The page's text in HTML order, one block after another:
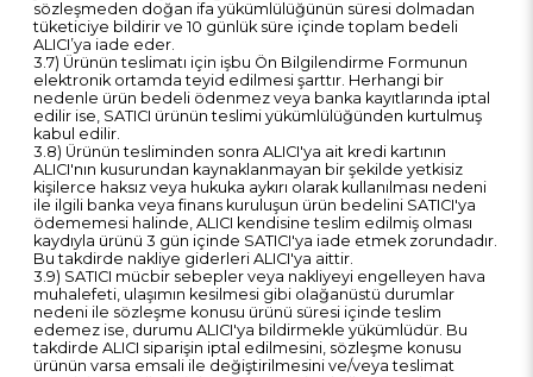
sözleşmeden doğan ifa yükümlülüğünün süresi dolmadan
tüketiciye bildirir ve 10 günlük süre içinde toplam bedeli
ALICI’ya iade eder.
3.7) Ürünün teslimatı için işbu Ön Bilgilendirme Formunun
elektronik ortamda teyid edilmesi şarttır. Herhangi bir
nedenle ürün bedeli ödenmez veya banka kayıtlarında iptal
edilir ise, SATICI ürünün teslimi yükümlülüğünden kurtulmuş
kabul edilir.
3.8) Ürünün tesliminden sonra ALICI'ya ait kredi kartının
ALICI'nın kusurundan kaynaklanmayan bir şekilde yetkisiz
kişilerce haksız veya hukuka aykırı olarak kullanılması nedeni
ile ilgili banka veya finans kuruluşun ürün bedelini SATICI'ya
ödememesi halinde, ALICI kendisine teslim edilmiş olması
kaydıyla ürünü 3 gün içinde SATICI'ya iade etmek zorundadır.
Bu takdirde nakliye giderleri ALICI'ya aittir.
3.9) SATICI mücbir sebepler veya nakliyeyi engelleyen hava
muhalefeti, ulaşımın kesilmesi gibi olağanüstü durumlar
nedeni ile sözleşme konusu ürünü süresi içinde teslim
edemez ise, durumu ALICI'ya bildirmekle yükümlüdür. Bu
takdirde ALICI siparişin iptal edilmesini, sözleşme konusu
ürünün varsa emsali ile değiştirilmesini ve/veya teslimat